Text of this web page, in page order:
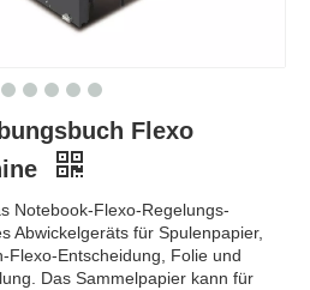
Flexo
Notebook-Flexo-Regelungs-
Abwickelgeräts für Spulenpapier,
Flexo-Entscheidung, Folie und
Das Sammelpapier kann für